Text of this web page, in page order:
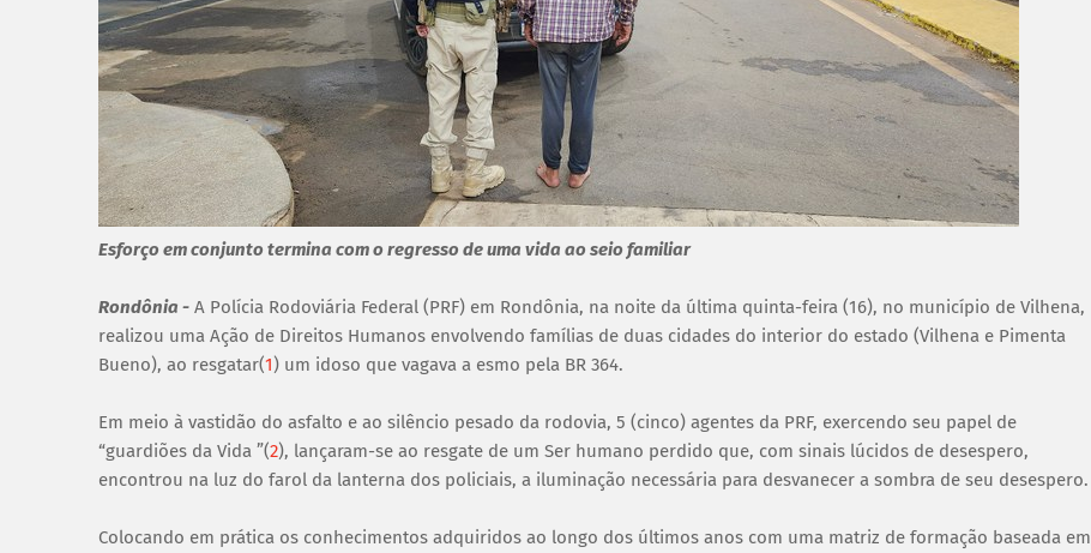
Esforço em conjunto termina com o regresso de uma vida ao seio familiar
Rondônia - A Polícia Rodoviária Federal (PRF) em Rondônia, na noite da última quinta-feira (16), no município de Vilhena,
realizou uma Ação de Direitos Humanos envolvendo famílias de duas cidades do interior do estado (Vilhena e Pimenta
Bueno), ao resgatar(1) um idoso que vagava a esmo pela BR 364.
Em meio à vastidão do asfalto e ao silêncio pesado da rodovia, 5 (cinco) agentes da PRF, exercendo seu papel de
“guardiões da Vida ”(2), lançaram-se ao resgate de um Ser humano perdido que, com sinais lúcidos de desespero,
encontrou na luz do farol da lanterna dos policiais, a iluminação necessária para desvanecer a sombra de seu desespero.
Colocando em prática os conhecimentos adquiridos ao longo dos últimos anos com uma matriz de formação baseada em